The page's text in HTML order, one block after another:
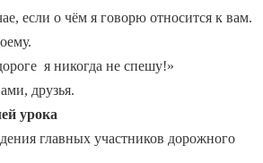
если о чём я говорю относится к вам.
я никогда не спешу!»
друзья.
урока
главных участников дорожного